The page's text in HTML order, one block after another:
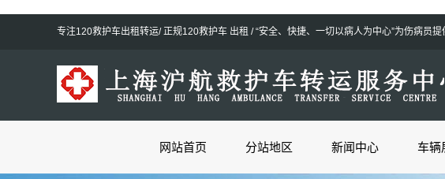
专注120救护车出租转运/ 正规120救护车 出租 / “安全、快捷、一切以病人为中心”为伤病员提
网站首页 分站地区 新闻中心 车辆